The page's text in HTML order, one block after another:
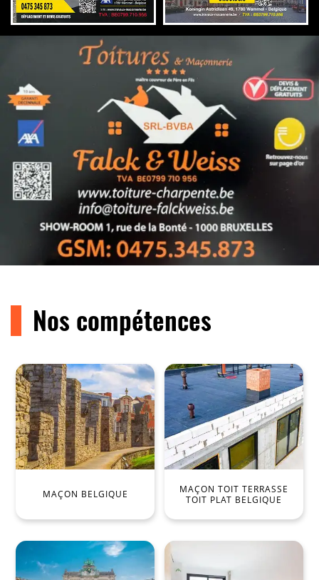
Nos compétences
MAÇON BELGIQUE
MAÇON TOIT TERRASSE
TOIT PLAT BELGIQUE